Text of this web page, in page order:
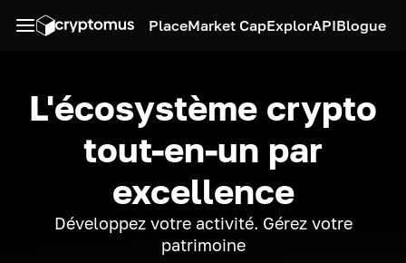
PlaceMarket CapExplorAPIBlogue
L'écosystème crypto
tout-en-un par
excellence
Développez votre activité. Gérez votre
patrimoine